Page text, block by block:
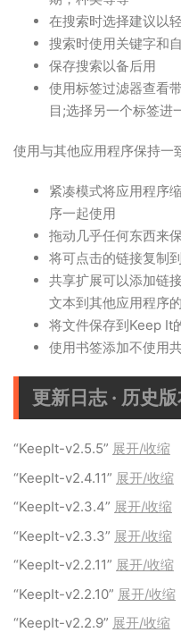
在搜索时选择建议以
搜索时使用关键字和
保存搜索以备后用
使用标签过滤器查看
目;选择另一个标签进
使用与其他应用程序保持一
紧凑模式将应用程序
序一起使用
拖动几乎任何东西来
将可点击的链接复制
共享扩展可以添加链
文本到其他应用程序
将文件保存到Keep It
使用书签添加不使用
更新日志 · 历史
“KeepIt-v2.5.5” 展开/收缩
“KeepIt-v2.4.11” 展开/收缩
“KeepIt-v2.3.4” 展开/收缩
“KeepIt-v2.3.3” 展开/收缩
“KeepIt-v2.2.11” 展开/收缩
“KeepIt-v2.2.10” 展开/收缩
“KeepIt-v2.2.9” 展开/收缩